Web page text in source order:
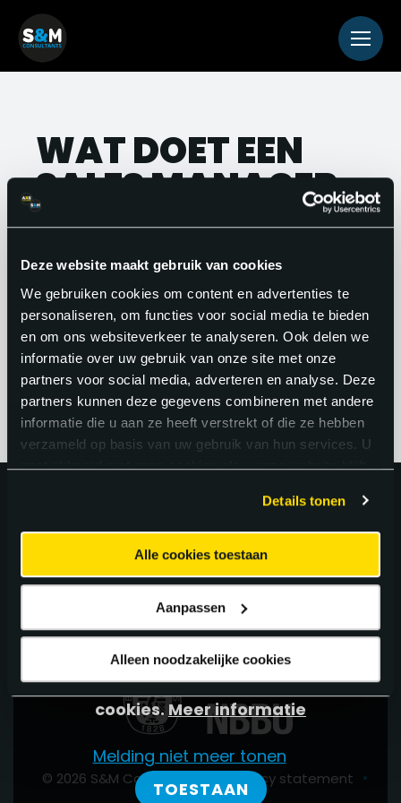
Deze website maakt gebruik van cookies
We gebruiken cookies om content en advertenties te
personaliseren, om functies voor social media te bieden
en om ons websiteverkeer te analyseren. Ook delen we
informatie over uw gebruik van onze site met onze
partners voor social media, adverteren en analyse. Deze
partners kunnen deze gegevens combineren met andere
informatie die u aan ze heeft verstrekt of die ze hebben
verzameld op basis van uw gebruik van hun services. U
gaat akkoord met onze cookies als u onze website blijft
Details tonen
Alle cookies toestaan
Aanpassen
Alleen noodzakelijke cookies
WAT DOET EEN
SALES MANAGER
Een sales manager is verantwoordelijk
voor het leiden en motiveren van het
verkoopteam, het behalen van de
verkoopdoelstellingen en het
onderhouden van klantrelaties.
uit 5 van62 Google Reviews.
© 2026 S&M Consultants • Privacy statement •
Deze website maakt gebruik van
cookies. Meer informatie
Melding niet meer tonen
TOESTAAN